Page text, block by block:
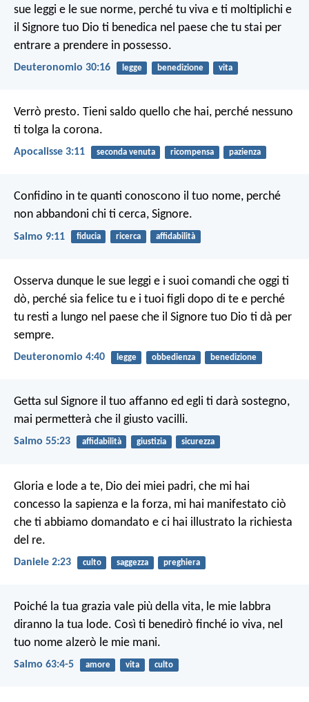
sue leggi e le sue norme, perché tu viva e ti moltiplichi e
il Signore tuo Dio ti benedica nel paese che tu stai per
entrare a prendere in possesso.
Deuteronomio 30:16 legge benedizione vita
Verrò presto. Tieni saldo quello che hai, perché nessuno
ti tolga la corona.
Apocalisse 3:11 seconda venuta ricompensa pazienza
Confidino in te quanti conoscono il tuo nome, perché
non abbandoni chi ti cerca, Signore.
Salmo 9:11 fiducia ricerca affidabilità
Osserva dunque le sue leggi e i suoi comandi che oggi ti
dò, perché sia felice tu e i tuoi figli dopo di te e perché
tu resti a lungo nel paese che il Signore tuo Dio ti dà per
sempre.
Deuteronomio 4:40 legge obbedienza benedizione
Getta sul Signore il tuo affanno ed egli ti darà sostegno,
mai permetterà che il giusto vacilli.
Salmo 55:23 affidabilità giustizia sicurezza
Gloria e lode a te, Dio dei miei padri, che mi hai
concesso la sapienza e la forza, mi hai manifestato ciò
che ti abbiamo domandato e ci hai illustrato la richiesta
del re.
Daniele 2:23 culto saggezza preghiera
Poiché la tua grazia vale più della vita, le mie labbra
diranno la tua lode. Così ti benedirò finché io viva, nel
tuo nome alzerò le mie mani.
Salmo 63:4-5 amore vita culto